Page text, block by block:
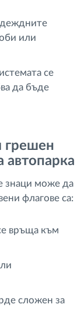
или
се
да бъде
грешен
автопарка
знаци може да
флагове са:
връща към
сложен за